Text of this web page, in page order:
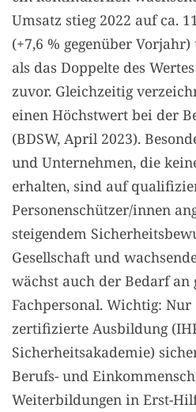
Umsatz stieg 2022 auf ca.
(+7,6 % gegenüber
als das Doppelte des
zuvor. Gleichzeitig
einen Höchstwert bei der
(BDSW, April 2023).
und Unternehmen, die
erhalten, sind auf
Personenschützer/innen
steigendem
Gesellschaft und
wächst auch der Bedarf an
Fachpersonal. Wichtig:
zertifizierte Ausbildung
Sicherheitsakademie)
Berufs- und
Weiterbildungen in Erst-